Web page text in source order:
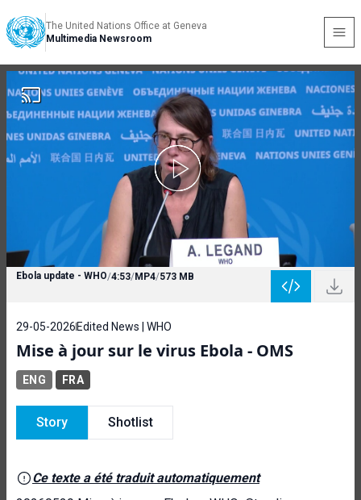
The United Nations Office at Geneva
Multimedia Newsroom
Ebola update - WHO/4:53/MP4/573 MB
29-05-2026 Edited News | WHO
Mise à jour sur le virus Ebola - OMS
ENG FRA
Story Shotlist
Ce texte a été traduit automatiquement